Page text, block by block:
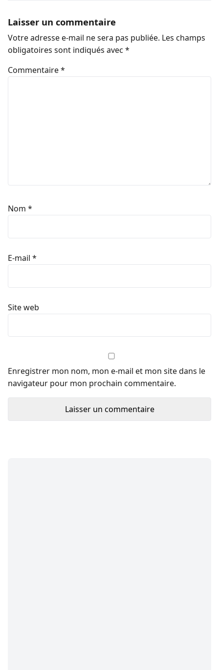
Laisser un commentaire
Votre adresse e-mail ne sera pas publiée. Les champs
obligatoires sont indiqués avec *
Commentaire*
Nom *
E-mail *
Site web
Enregistrer mon nom, mon e-mail et mon site dans le
navigateur pour mon prochain commentaire.